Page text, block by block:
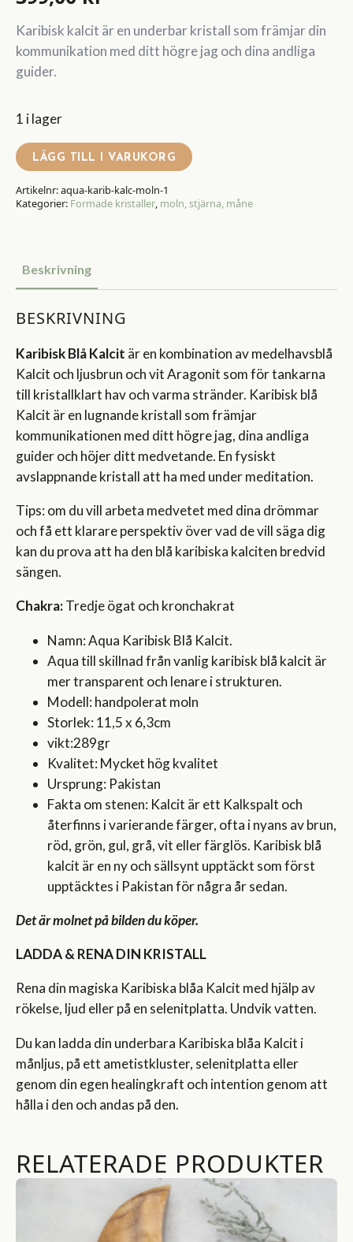
Karibisk kalcit är en underbar kristall som främjar din
kommunikation med ditt högre jag och dina andliga
guider.
1 i lager
LÄGG TILL I VARUKORG
Artikelnr:aqua-karib-kalc-moln-1
Kategorier: Formade kristaller, moln, stjärna, måne
Beskrivning
BESKRIVNING
Karibisk Blå Kalcit är en kombination av medelhavsblå
Kalcit och ljusbrun och vit Aragonit som för tankarna
till kristallklart hav och varma stränder. Karibisk blå
Kalcit är en lugnande kristall som främjar
kommunikationen med ditt högre jag, dina andliga
guider och höjer ditt medvetande. En fysiskt
avslappnande kristall att ha med under meditation.
Tips: om du vill arbeta medvetet med dina drömmar
och få ett klarare perspektiv över vad de vill säga dig
kan du prova att ha den blå karibiska kalciten bredvid
sängen.
Chakra:Tredje ögat och kronchakrat
Namn: Aqua Karibisk Blå Kalcit.
Aqua till skillnad från vanlig karibisk blå kalcit är
mer transparent och lenare i strukturen.
Modell: handpolerat moln
Storlek: 11,5 x 6,3cm
vikt:289gr
Kvalitet: Mycket hög kvalitet
Ursprung: Pakistan
Fakta om stenen: Kalcit är ett Kalkspalt och
återfinns i varierande färger, ofta i nyans av brun,
röd, grön, gul, grå, vit eller färglös. Karibisk blå
kalcit är en ny och sällsynt upptäckt som först
upptäcktes i Pakistan för några år sedan.
Det är molnet på bilden du köper.
LADDA & RENA DIN KRISTALL
Rena din magiska Karibiska blåa Kalcit med hjälp av
rökelse, ljud eller på en selenitplatta. Undvik vatten.
Du kan ladda din underbara Karibiska blåa Kalcit i
månljus, på ett ametistkluster, selenitplatta eller
genom din egen healingkraft och intention genom att
hålla i den och andas på den.
RELATERADE PRODUKTER